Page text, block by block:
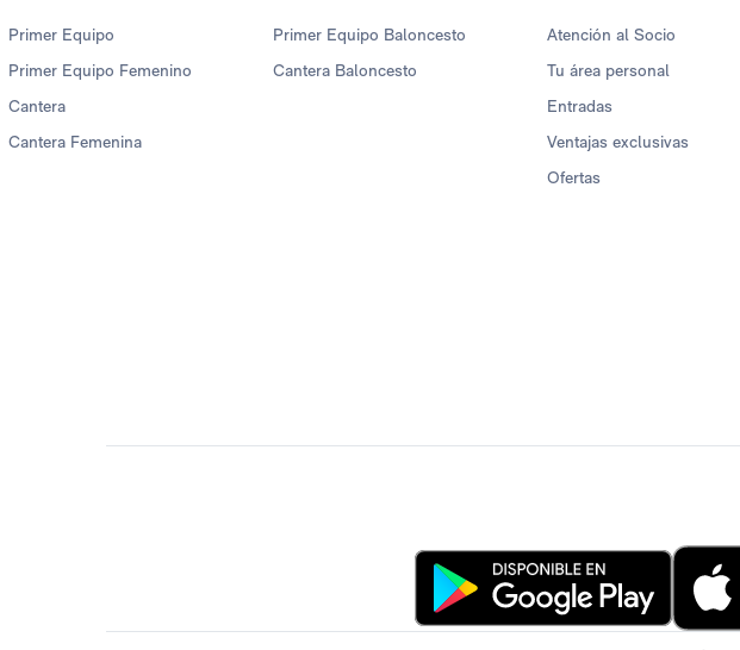
Primer Equipo
Primer Equipo Femenino
Cantera
Cantera Femenina
Primer Equipo Baloncesto
Cantera Baloncesto
Atención al Socio
Tu área personal
Entradas
Ventajas exclusivas
Ofertas